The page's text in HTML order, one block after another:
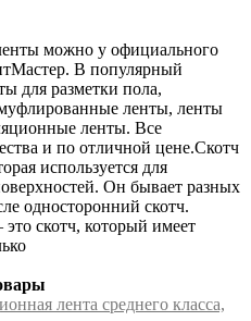
можно у официального
В популярный
для разметки пола,
ленты, ленты
ленты. Все
и по отличной цене.Скотч
используется для
Он бывает разных
односторонний скотч.
скотч, который имеет